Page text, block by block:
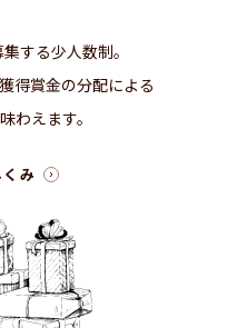
する少人数制。
得賞金の分配による
わえます。
み